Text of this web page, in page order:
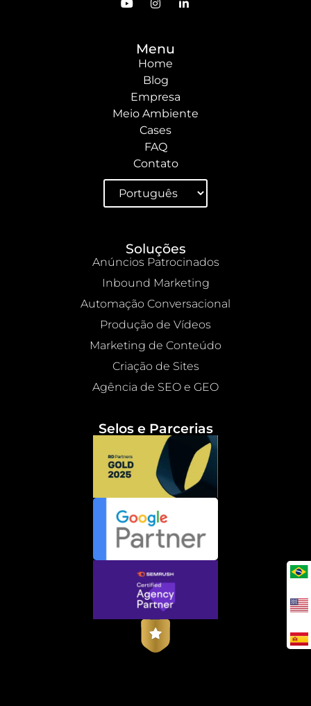
Menu
Home
Blog
Empresa
Meio Ambiente
Cases
FAQ
Contato
Soluções
Anúncios Patrocinados
Inbound Marketing
Automação Conversacional
Produção de Vídeos
Marketing de Conteúdo
Criação de Sites
Agência de SEO e GEO
Selos e Parcerias